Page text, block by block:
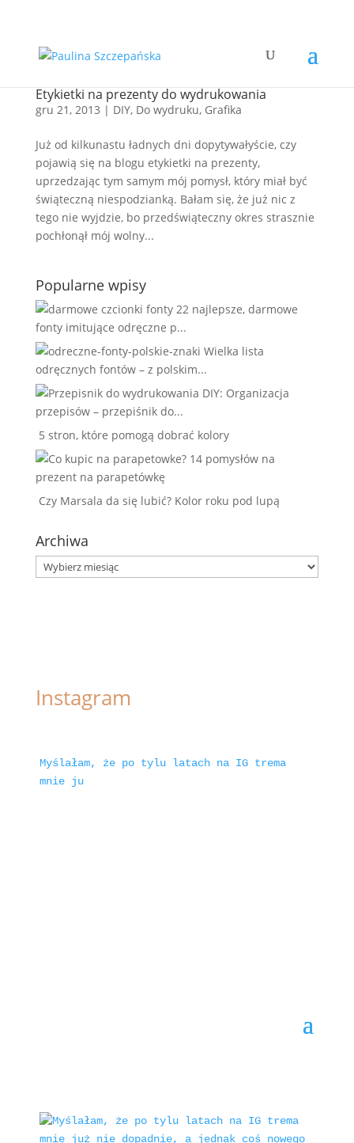
Etykietki na prezenty do wydrukowania
gru 21, 2013 | DIY, Do wydruku, Grafika
Już od kilkunastu ładnych dni dopytywałyście, czy
pojawią się na blogu etykietki na prezenty,
uprzedzając tym samym mój pomysł, który miał być
świąteczną niespodzianką. Bałam się, że już nic z
tego nie wyjdzie, bo przedświąteczny okres strasznie
pochłonął mój wolny...
Popularne wpisy
22 najlepsze, darmowe
fonty imitujące odręczne p...
Wielka lista
odręcznych fontów – z polskim...
DIY: Organizacja
przepisów – przepiśnik do...
5 stron, które pomogą dobrać kolory
14 pomysłów na
prezent na parapetówkę
Czy Marsala da się lubić? Kolor roku pod lupą
Archiwa
Archiwa
Instagram
Myślałam, że po tylu latach na IG trema
mnie ju